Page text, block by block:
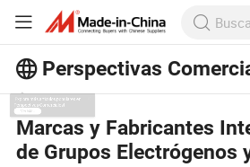
Perspectivas
¡Explora más artículos populares
Perspectivas Comerciales!
Ver Más
Marcas y Fabricantes
de Grupos Electrógenos